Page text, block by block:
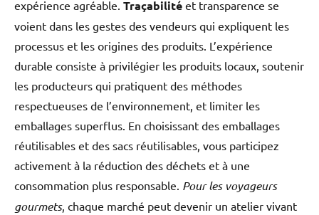
expérience agréable. Traçabilité et transparence se
voient dans les gestes des vendeurs qui expliquent les
processus et les origines des produits. L’expérience
durable consiste à privilégier les produits locaux, soutenir
les producteurs qui pratiquent des méthodes
respectueuses de l’environnement, et limiter les
emballages superflus. En choisissant des emballages
réutilisables et des sacs réutilisables, vous participez
activement à la réduction des déchets et à une
consommation plus responsable. Pour les voyageurs
gourmets, chaque marché peut devenir un atelier vivant